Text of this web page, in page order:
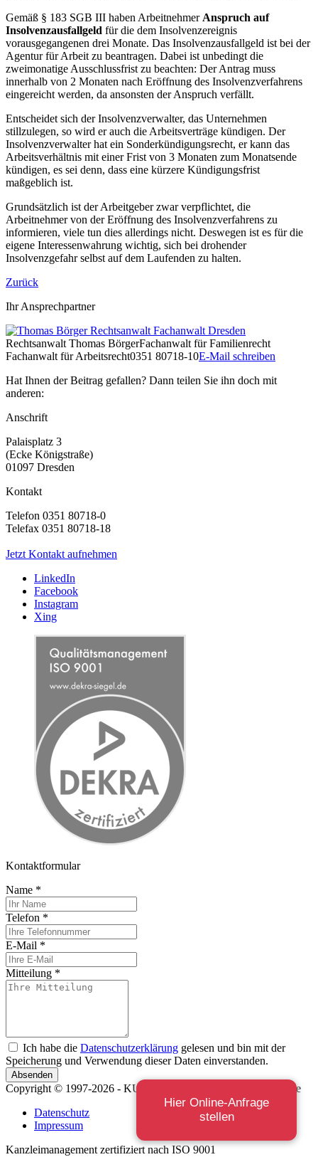
Gemäß § 183 SGB III haben Arbeitnehmer Anspruch auf
Insolvenzausfallgeld für die dem Insolvenzereignis
vorausgegangenen drei Monate. Das Insolvenzausfallgeld ist bei der
Agentur für Arbeit zu beantragen. Dabei ist unbedingt die
zweimonatige Ausschlussfrist zu beachten: Der Antrag muss
innerhalb von 2 Monaten nach Eröffnung des Insolvenzverfahrens
eingereicht werden, da ansonsten der Anspruch verfällt.
Entscheidet sich der Insolvenzverwalter, das Unternehmen
stillzulegen, so wird er auch die Arbeitsverträge kündigen. Der
Insolvenzverwalter hat ein Sonderkündigungsrecht, er kann das
Arbeitsverhältnis mit einer Frist von 3 Monaten zum Monatsende
kündigen, es sei denn, dass eine kürzere Kündigungsfrist
maßgeblich ist.
Grundsätzlich ist der Arbeitgeber zwar verpflichtet, die
Arbeitnehmer von der Eröffnung des Insolvenzverfahrens zu
informieren, viele tun dies allerdings nicht. Deswegen ist es für die
eigene Interessenwahrung wichtig, sich bei drohender
Insolvenzgefahr selbst auf dem Laufenden zu halten.
Zurück
Ihr Ansprechpartner
Rechtsanwalt Thomas BörgerFachanwalt für Familienrecht
Fachanwalt für Arbeitsrecht0351 80718-10E-Mail schreiben
Hat Ihnen der Beitrag gefallen? Dann teilen Sie ihn doch mit
anderen:
Anschrift
Palaisplatz 3
(Ecke Königstraße)
01097 Dresden
Kontakt
Telefon 0351 80718-0
Telefax 0351 80718-18
Jetzt Kontakt aufnehmen
LinkedIn
Facebook
Instagram
Xing
Kontaktformular
Name *
Telefon *
E-Mail *
Mitteilung *
Ich habe die Datenschutzerklärung gelesen und bin mit der
Speicherung und Verwendung dieser Daten einverstanden.
Absenden
Copyright © 1997-2026 - KUCKLICK dresdner-fachanwaelte.de
Datenschutz
Impressum
Kanzleimanagement zertifiziert nach ISO 9001
Hier Online-Anfrage
stellen